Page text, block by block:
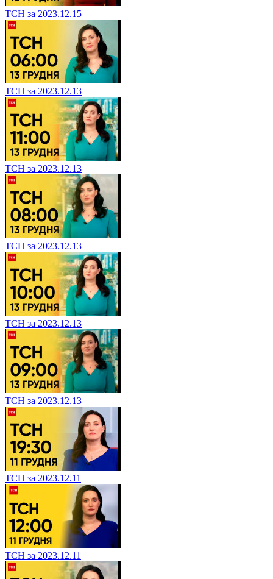
ТСН за 2023.12.15
ТСН за 2023.12.13
ТСН за 2023.12.13
ТСН за 2023.12.13
ТСН за 2023.12.13
ТСН за 2023.12.13
ТСН за 2023.12.11
ТСН за 2023.12.11